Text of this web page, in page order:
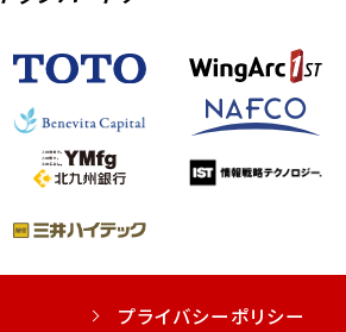
プライバシーポリシー